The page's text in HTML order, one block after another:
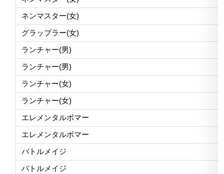
ネンマスター(女)
グラップラー(女)
ランチャー(男)
ランチャー(男)
ランチャー(女)
ランチャー(女)
エレメンタルボマー
エレメンタルボマー
バトルメイジ
バトルメイジ